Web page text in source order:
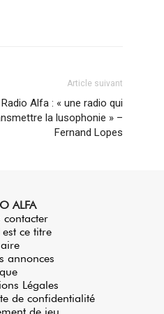
diminuer
le
volume.
Article suivant
Alfa : « une radio qui
la lusophonie » –
Fernand Lopes
ALFA
contacter
ce titre
annonces
Légales
de confidentialité